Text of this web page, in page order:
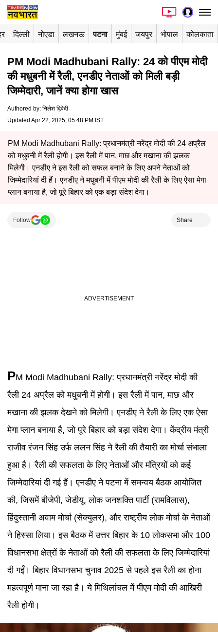
दिल्ली नोएडा लखनऊ पटना मुंबई जयपुर भोपाल कोलकाता
PM Modi Madhubani Rally: 24 को पीएम मोदी
की मधुबनी में रैली, एनडीए नेताओं को मिली बड़ी
जिम्मेदारी, जानें क्या होगा खास
Authored by: निलेश द्विवेदी
Updated Apr 22, 2025, 05:48 PM IST
PM Modi Madhubani Rally: प्रधानमंत्री नरेंद्र मोदी की 24 अप्रैल
को मधुबनी में रैली होगी। इस रैली में पान, माछ और मखाना की झलक
मिलेगी। एनडीए ने इस रैली को सफल बनाने के लिए अपने नेताओं को
जिम्मेदारियां दी हैं। एनडीए ने मधुबनी में पीएम मोदी की रैली के लिए ऐसा मेगा
प्लान बनाया है, जो पूरे बिहार को एक बड़ा संदेश देगा।
Follow Share
PM Modi Madhubani Rally: प्रधानमंत्री नरेंद्र मोदी की
रैली 24 अप्रैल को मधुबनी में होगी। इस रैली में पान, माछ और
मखाना की झलक देखने को मिलेगी। एनडीए ने रैली के लिए एक ऐसा
मेगा प्लान बनाया है, जो पूरे बिहार को बड़ा संदेश देगा। केंद्रीय मंत्री
राजीव रंजन सिंह उर्फ ललन सिंह ने रैली की तैयारी का मोर्चा संभाला
हुआ है। रैली की सफलता के लिए नेताओं और मंत्रियों को कई
जिम्मेदारियां दी गई हैं। एनडीए ने पटना में समन्वय बैठक आयोजित
की, जिसमें बीजेपी, जेडीयू, लोक जनशक्ति पार्टी (रामविलास),
हिंदुस्तानी अवाम मोर्चा (सेक्युलर), और राष्ट्रीय लोक मोर्चा के नेताओं
ने हिस्सा लिया। इस बैठक में उत्तर बिहार के 10 लोकसभा और 100
विधानसभा क्षेत्रों के नेताओं को रैली की सफलता के लिए जिम्मेदारियां
दी गईं। बिहार विधानसभा चुनाव 2025 से पहले इस रैली का होना
महत्वपूर्ण माना जा रहा है। ये मिथिलांचल में पीएम मोदी की आखिरी
रैली होगी।